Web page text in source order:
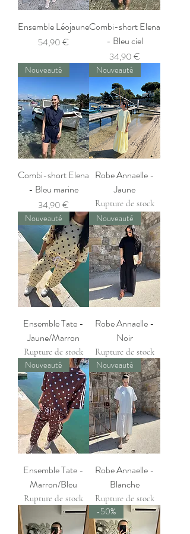
Ensemble Léojaune
Prix
54,90 €
Combi-short Elena
- Bleu ciel
Prix
34,90 €
Nouveauté
Combi-short Elena
- Bleu marine
Prix
34,90 €
Nouveauté
Robe Annaelle -
Jaune
Rupture de stock
Nouveauté
Ensemble Tate -
Jaune/Marron
Rupture de stock
Nouveauté
Robe Annaelle -
Noir
Rupture de stock
Nouveauté
Ensemble Tate -
Marron/Bleu
Rupture de stock
Nouveauté
Robe Annaelle -
Blanche
Rupture de stock
-50%